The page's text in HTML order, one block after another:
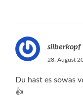
silberkopf
28. August
Du hast es sowas
👍